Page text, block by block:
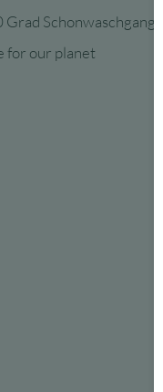
Schonwaschgang
for our planet